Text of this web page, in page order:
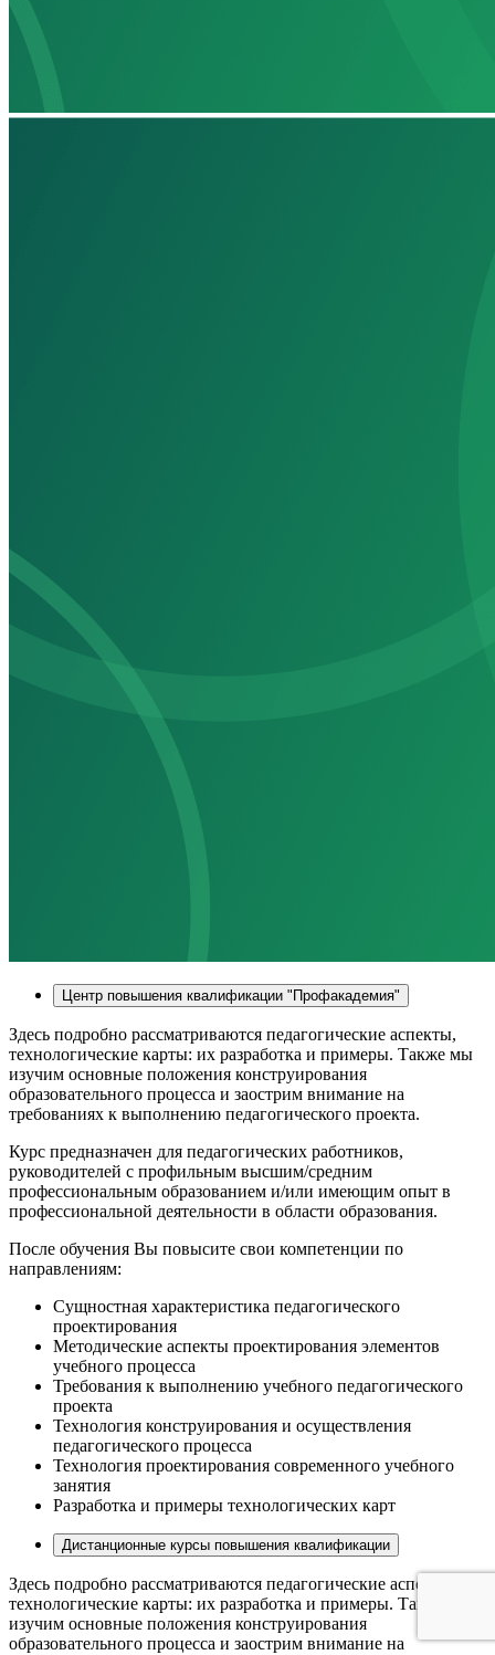
Центр повышения квалификации "Профакадемия"
Здесь подробно рассматриваются педагогические аспекты,
технологические карты: их разработка и примеры. Также мы
изучим основные положения конструирования
образовательного процесса и заострим внимание на
требованиях к выполнению педагогического проекта.
Курс предназначен для педагогических работников,
руководителей с профильным высшим/средним
профессиональным образованием и/или имеющим опыт в
профессиональной деятельности в области образования.
После обучения Вы повысите свои компетенции по
направлениям:
Сущностная характеристика педагогического
проектирования
Методические аспекты проектирования элементов
учебного процесса
Требования к выполнению учебного педагогического
проекта
Технология конструирования и осуществления
педагогического процесса
Технология проектирования современного учебного
занятия
Разработка и примеры технологических карт
Дистанционные курсы повышения квалификации
Здесь подробно рассматриваются педагогические аспекты,
технологические карты: их разработка и примеры. Также мы
изучим основные положения конструирования
образовательного процесса и заострим внимание на